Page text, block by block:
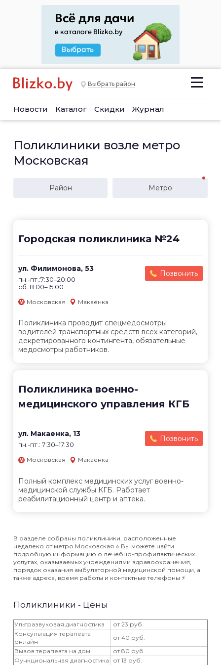
Выбрать район
Новости Каталог Скидки Журнал
Поликлиники возле метро
Московская
Район Метро
Городская поликлиника №24
ул. Филимонова, 53
пн.-пт.:7:30–20:00
сб.:8:00–15:00
Позвонить
Московская Макаёнка
Поликлиника проводит спецмедосмотры
водителей транспортных средств всех категорий,
декретированного контингента, обязательные
медосмотры работников.
Поликлиника военно-
медицинского управления КГБ
ул. Макаенка, 13
пн.-пт.: 7:30–17:30
Позвонить
Московская Макаёнка
Полный комплекс медицинских услуг военно-
медицинской службы КГБ. Работает
реабилитационный центр и аптека.
В разделе собраны поликлиники, расположенные
недалеко от метро Московская ⭐️ Вы можете найти
подробную информацию о лечебно-профилактических
услугах, оказываемых учреждениями здравоохранения,
порядок оказания амбулаторной медицинской помощи, а
также адреса, время работы и контактные телефоны ⚡️
Поликлиники - Цены
Ультразвуковая диагностика
от 23 руб.
Консультация терапевта
онлайн
от 40 руб.
Вызов терапевта на дом
от 80 руб.
Функциональная диагностика
от 13 руб.